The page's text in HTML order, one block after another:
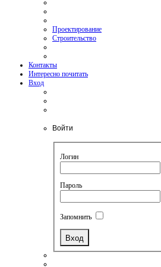
Проектирование
Строительство
Контакты
Интересно почитать
Вход
Войти
Логин
Пароль
Запомнить